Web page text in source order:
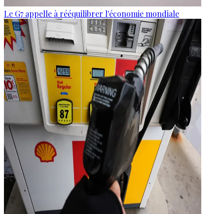
Le G7 appelle à rééquilibrer l'économie mondiale